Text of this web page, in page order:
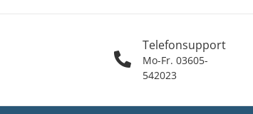
Telefonsupport
Mo-Fr. 03605-
542023